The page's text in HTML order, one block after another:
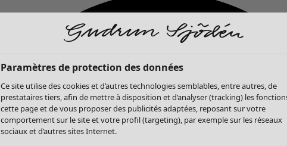
Paramètres de protection des données
Ce site utilise des cookies et d’autres technologies semblables, entre autres, de
prestataires tiers, afin de mettre à disposition et d’analyser (tracking) les
cette page et de vous proposer des publicités adaptées, reposant sur votre
comportement sur le site et votre profil (targeting), par exemple sur les réseaux
sociaux et d’autres sites Internet.